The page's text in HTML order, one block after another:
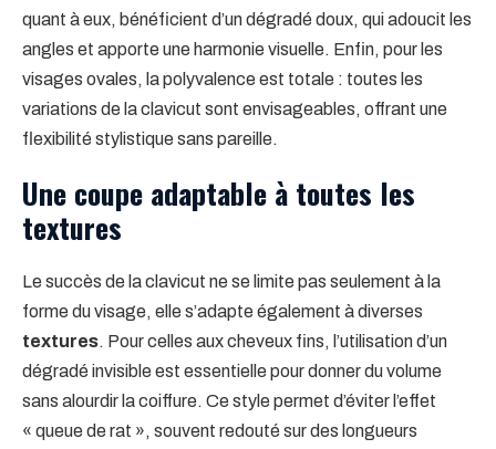
quant à eux, bénéficient d’un dégradé doux, qui adoucit les
angles et apporte une harmonie visuelle. Enfin, pour les
visages ovales, la polyvalence est totale : toutes les
variations de la clavicut sont envisageables, offrant une
flexibilité stylistique sans pareille.
Une coupe adaptable à toutes les
textures
Le succès de la clavicut ne se limite pas seulement à la
forme du visage, elle s’adapte également à diverses
textures. Pour celles aux cheveux fins, l’utilisation d’un
dégradé invisible est essentielle pour donner du volume
sans alourdir la coiffure. Ce style permet d’éviter l’effet
« queue de rat », souvent redouté sur des longueurs